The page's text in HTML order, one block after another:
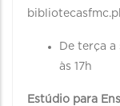
De terça a
às 17h
Estúdio para